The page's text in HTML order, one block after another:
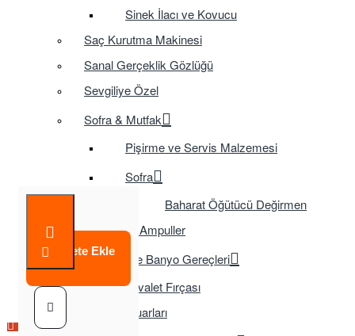
Sinek İlacı ve Kovucu
Saç Kurutma Makinesi
Sanal Gerçeklik Gözlüğü
Sevgiliye Özel
Sofra & Mutfak
Pişirme ve Servis Malzemesi
Sofra
Baharat Öğütücü Değirmen
Tasarruflu Ampuller
Temizlik ve Banyo Gereçleri
Tuvalet Fırçası
TV Aksesuarları
Sepete Ekle
Çok Satılan Ürün
Çok Satılan Ürün